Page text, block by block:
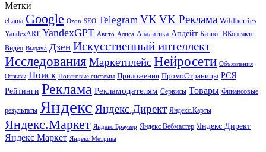
Метки
eLama Google Ozon SEO Telegram VK VK Реклама Wildberries
YandexART YandexGPT Авито Алиса Аналитика Апдейт Бизнес ВКонтакте
Видео Выдача Дзен Искусственный интеллект
Исследования МаркетплейсНейросети Объявления
Отзывы Поиск Поисковые системы Приложения ПромоСтраницы РСЯ
Рейтинги Реклама Рекламодателям Сервисы Товары Финансовые
результаты Яндекс Яндекс.Директ Яндекс.Карты
Яндекс.Маркет Яндекс Браузер Яндекс Вебмастер Яндекс Директ
Яндекс Маркет Яндекс Метрика